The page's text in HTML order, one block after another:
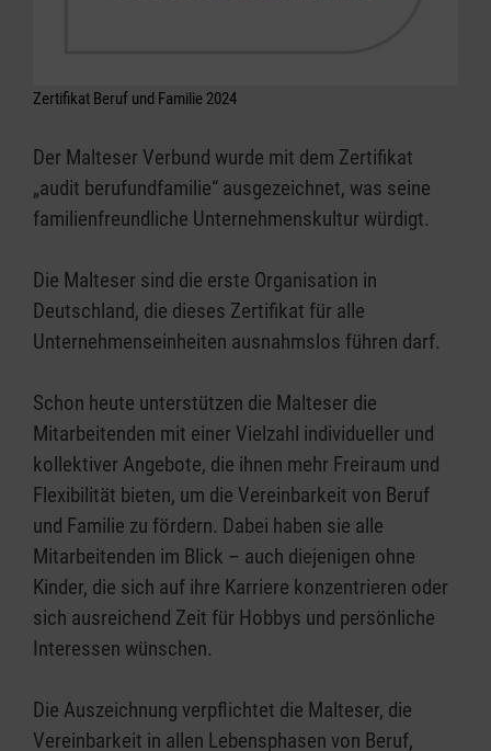
Zertifikat Beruf und Familie 2024
Der Malteser Verbund wurde mit dem Zertifikat
„audit berufundfamilie“ ausgezeichnet, was seine
familienfreundliche Unternehmenskultur würdigt.
Die Malteser sind die erste Organisation in
Deutschland, die dieses Zertifikat für alle
Unternehmenseinheiten ausnahmslos führen darf.
Schon heute unterstützen die Malteser die
Mitarbeitenden mit einer Vielzahl individueller und
kollektiver Angebote, die ihnen mehr Freiraum und
Flexibilität bieten, um die Vereinbarkeit von Beruf
und Familie zu fördern. Dabei haben sie alle
Mitarbeitenden im Blick – auch diejenigen ohne
Kinder, die sich auf ihre Karriere konzentrieren oder
sich ausreichend Zeit für Hobbys und persönliche
Interessen wünschen.
Die Auszeichnung verpflichtet die Malteser, die
Vereinbarkeit in allen Lebensphasen von Beruf,